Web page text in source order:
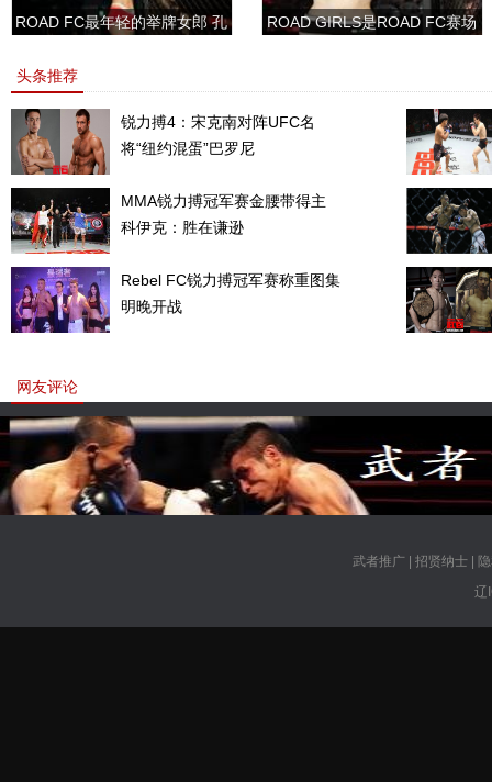
ROAD FC最年轻的举牌女郎 孔
ROAD GIRLS是ROAD FC赛场
头条推荐
锐力搏4：宋克南对阵UFC名
将“纽约混蛋”巴罗尼
MMA锐力搏冠军赛金腰带得主
科伊克：胜在谦逊
Rebel FC锐力搏冠军赛称重图集
明晚开战
网友评论
武者推广| 招贤纳士|
辽